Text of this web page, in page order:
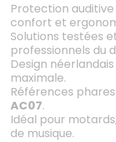
Protection
confort et
Solutions testées
professionnels du
Design
maximale.
Références phares
AC07.
Idéal pour
de musique.